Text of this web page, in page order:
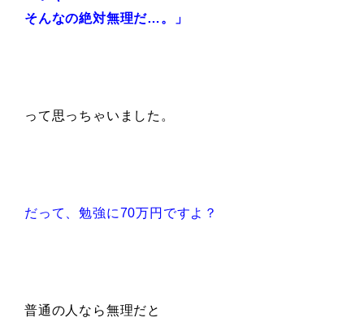
そんなの絶対無理だ…。」
って思っちゃいました。
だって、勉強に70万円ですよ？
普通の人なら無理だと